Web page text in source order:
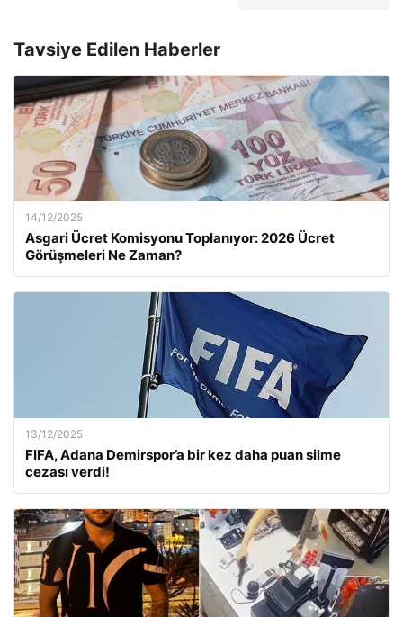
Tavsiye Edilen Haberler
14/12/2025
Asgari Ücret Komisyonu Toplanıyor: 2026 Ücret
Görüşmeleri Ne Zaman?
13/12/2025
FIFA, Adana Demirspor’a bir kez daha puan silme
cezası verdi!